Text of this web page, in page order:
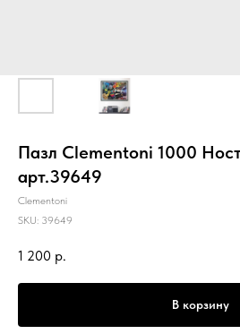
Пазл Clementoni 1000
арт.39649
Clementoni
SKU: 39649
1 200 р.
В корзину